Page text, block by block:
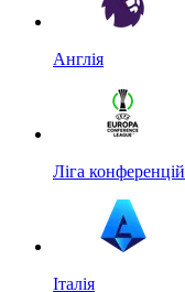
Англія
Ліга конференцій
Італія